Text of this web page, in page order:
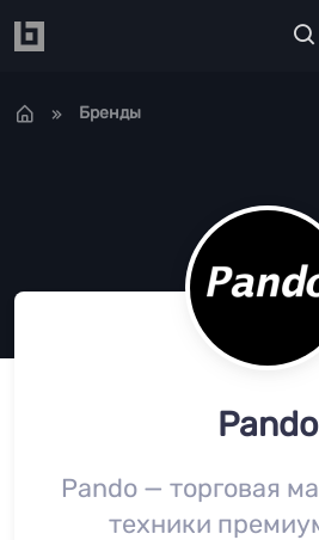
Бренды
Pando
Pando — торговая
техники